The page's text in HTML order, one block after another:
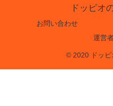
ドッピオ
お問い合わせ
運営
© 2020 ドッピ